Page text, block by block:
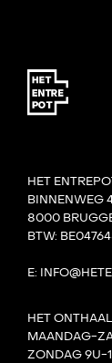
HET
BINNENWEG
8000
BTW:
E:
HET
MAANDAG-
ZONDAG 9U-